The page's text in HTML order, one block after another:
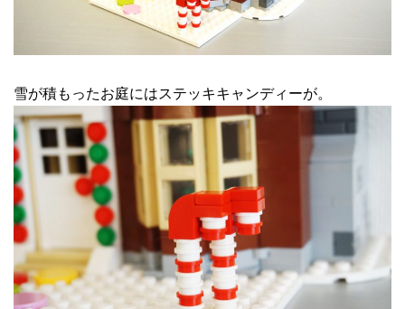
雪が積もったお庭にはステッキキャンディーが。